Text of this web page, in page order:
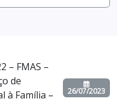
– FMAS –
de
à Família –
26/07/2023